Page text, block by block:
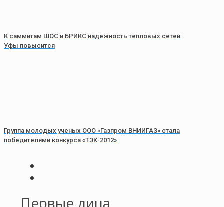
К саммитам ШОС и БРИКС надежность тепловых сетей
Уфы повысится
Группа молодых ученых ООО «Газпром ВНИИГАЗ» стала
победителями конкурса «ТЭК-2012»
Первые лица